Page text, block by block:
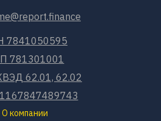
О компании
7841050595
781301001
62.01, 62.02